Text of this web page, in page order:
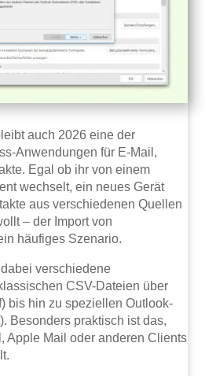
auch 2026 eine der
Anwendungen für E-Mail,
Egal ob ihr von einem
wechselt, ein neues Gerät
aus verschiedenen Quellen
– der Import von
häufiges Szenario.
verschiedene
CSV-Dateien über
bis hin zu speziellen Outlook-
Besonders praktisch ist das,
Apple Mail oder anderen Clients